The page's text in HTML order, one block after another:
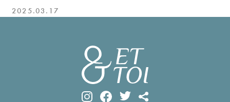
2025.03.17